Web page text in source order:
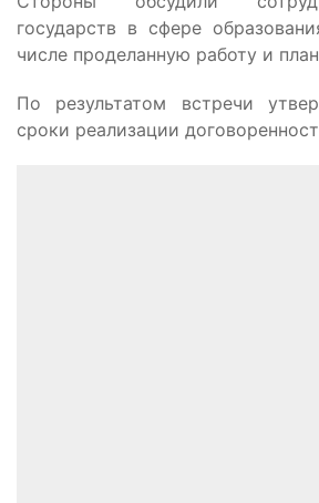
государств в сфере
числе проделанную работу и
По результатом встречи
сроки реализации